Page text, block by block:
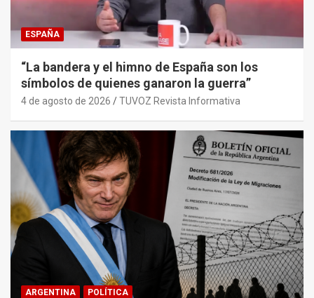
ESPAÑA
“La bandera y el himno de España son los
símbolos de quienes ganaron la guerra”
4 de agosto de 2026 TUVOZ Revista Informativa
ARGENTINA POLÍTICA